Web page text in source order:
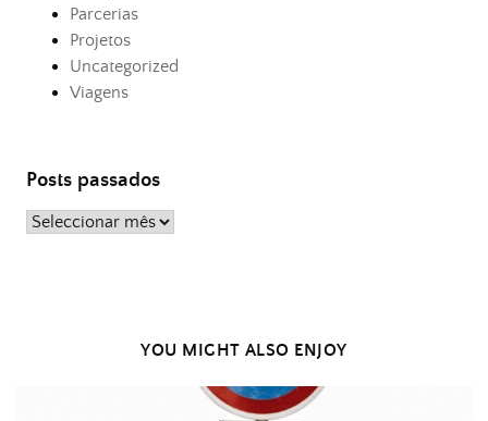
Parcerias
Projetos
Uncategorized
Viagens
Posts passados
Posts
YOU MIGHT ALSO ENJOY